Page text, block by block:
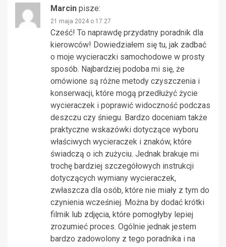
Marcin pisze:
21 maja 2024 o 17:27
Cześć! To naprawdę przydatny poradnik dla
kierowców! Dowiedziałem się tu, jak zadbać
o moje wycieraczki samochodowe w prosty
sposób. Najbardziej podoba mi się, że
omówione są różne metody czyszczenia i
konserwacji, które mogą przedłużyć życie
wycieraczek i poprawić widoczność podczas
deszczu czy śniegu. Bardzo doceniam także
praktyczne wskazówki dotyczące wyboru
właściwych wycieraczek i znaków, które
świadczą o ich zużyciu. Jednak brakuje mi
trochę bardziej szczegółowych instrukcji
dotyczących wymiany wycieraczek,
zwłaszcza dla osób, które nie miały z tym do
czynienia wcześniej. Można by dodać krótki
filmik lub zdjęcia, które pomogłyby lepiej
zrozumieć proces. Ogólnie jednak jestem
bardzo zadowolony z tego poradnika i na